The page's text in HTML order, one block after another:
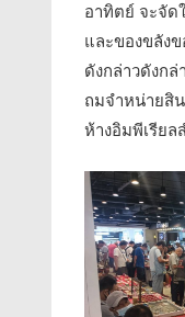
อาทิตย์ จะจัด
และของขลัง
ดังกล่าวดังก
ถมจำหน่ายสิ
ห้างอิมพีเรีย